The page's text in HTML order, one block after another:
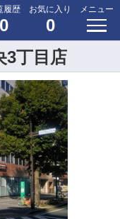
履歴
0
お気に入り
0
メニュー
3丁目店